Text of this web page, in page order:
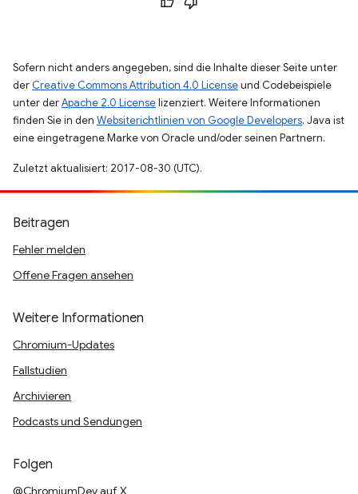
Sofern nicht anders angegeben, sind die Inhalte dieser Seite unter
der Creative Commons Attribution 4.0 Licenseund Codebeispiele
unter derApache 2.0 Licenselizenziert. Weitere Informationen
finden Sie in den Websiterichtlinien von Google Developers. Java ist
eine eingetragene Marke von Oracle und/oder seinen Partnern.
Zuletzt aktualisiert: 2017-08-30 (UTC).
Beitragen
Fehler melden
Offene Fragen ansehen
Weitere Informationen
Chromium-Updates
Fallstudien
Archivieren
Podcasts und Sendungen
Folgen
@ChromiumDev auf X